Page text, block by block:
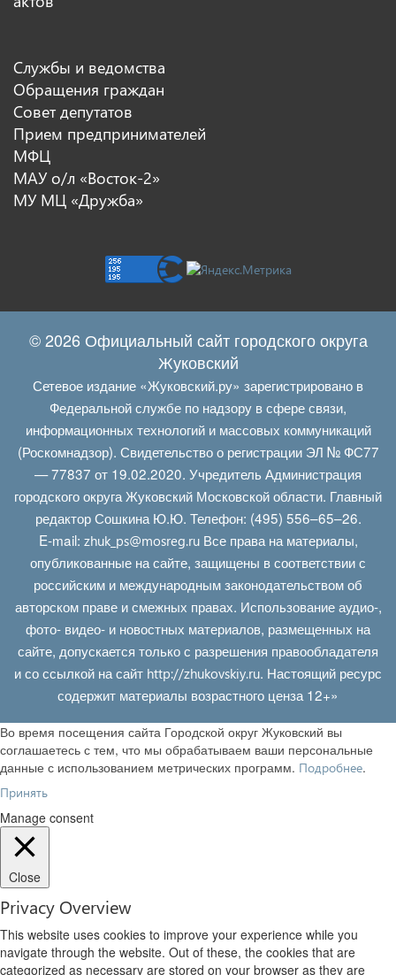
Службы и ведомства
Обращения граждан
Совет депутатов
Прием предпринимателей
МФЦ
МАУ о/л «Восток-2»
МУ МЦ «Дружба»
© 2026 Официальный сайт городского округа
Жуковский
Сетевое издание «Жуковский.ру» зарегистрировано в
Федеральной службе по надзору в сфере связи,
информационных технологий и массовых коммуникаций
(Роскомнадзор). Свидетельство о регистрации ЭЛ № ФС77
— 77837 от 19.02.2020. Учредитель Администрация
городского округа Жуковский Московской области. Главный
редактор Сошкина Ю.Ю. Телефон: (495) 556–65–26.
E‑mail: zhuk_ps@mosreg.ruВсе права на материалы,
опубликованные на сайте, защищены в соответствии с
российским и международным законодательством об
авторском праве и смежных правах. Использование аудио-,
фото- видео- и новостных материалов, размещенных на
сайте, допускается только с разрешения правообладателя
и со ссылкой на сайт http://zhukovskiy.ru. Настоящий ресурс
содержит материалы возрастного ценза 12+»
Во время посещения сайта Городской округ Жуковский вы
соглашаетесь с тем, что мы обрабатываем ваши персональные
данные с использованием метрических программ. Подробнее.
Принять
Manage consent
Close
Privacy Overview
This website uses cookies to improve your experience while you
navigate through the website. Out of these, the cookies that are
categorized as necessary are stored on your browser as they are